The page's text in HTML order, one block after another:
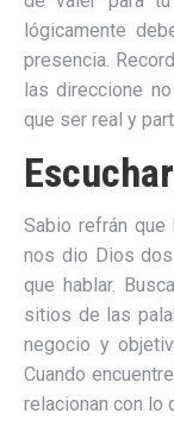
lógicamente
presencia.
las direccione
que ser real y
Sabio refrán que
nos dio Dios
que hablar.
sitios de las
negocio y
Cuando
relacionan con lo